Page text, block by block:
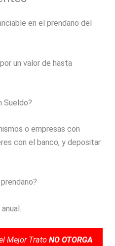
en el prendario del
un valor de hasta
Sueldo?
o empresas con
con el banco, y depositar
Mejor Trato NO OTORGA